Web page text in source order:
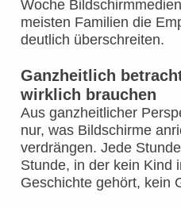
Woche
meisten Familien die
deutlich überschreiten.
Ganzheitlich
wirklich brauchen
Aus ganzheitlicher
nur, was Bildschirme
verdrängen. Jede
Stunde, in der kein Kind
Geschichte gehört, kein